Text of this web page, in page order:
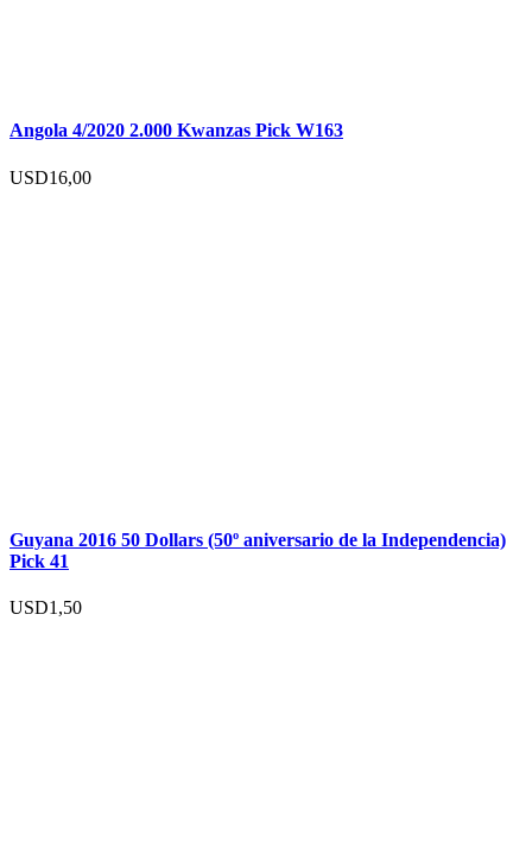
Angola 4/2020 2.000 Kwanzas Pick W163
USD16,00
Guyana 2016 50 Dollars (50º aniversario de la Independencia)
Pick 41
USD1,50